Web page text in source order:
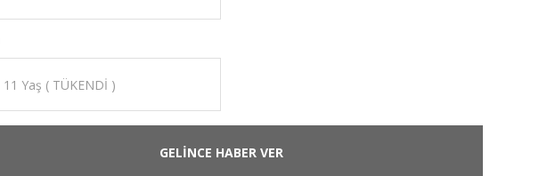
GELİNCE HABER VER